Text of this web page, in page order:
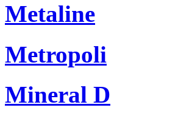
Metaline
Metropoli
Mineral D